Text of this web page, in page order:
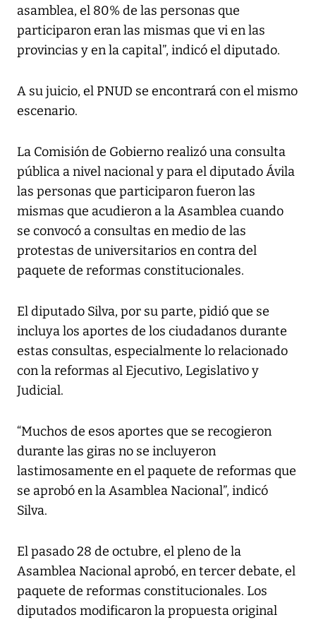
asamblea, el 80% de las personas que
participaron eran las mismas que vi en las
provincias y en la capital”, indicó el diputado.
A su juicio, el PNUD se encontrará con el mismo
escenario.
La Comisión de Gobierno realizó una consulta
pública a nivel nacional y para el diputado Ávila
las personas que participaron fueron las
mismas que acudieron a la Asamblea cuando
se convocó a consultas en medio de las
protestas de universitarios en contra del
paquete de reformas constitucionales.
El diputado Silva, por su parte, pidió que se
incluya los aportes de los ciudadanos durante
estas consultas, especialmente lo relacionado
con la reformas al Ejecutivo, Legislativo y
Judicial.
“Muchos de esos aportes que se recogieron
durante las giras no se incluyeron
lastimosamente en el paquete de reformas que
se aprobó en la Asamblea Nacional”, indicó
Silva.
El pasado 28 de octubre, el pleno de la
Asamblea Nacional aprobó, en tercer debate, el
paquete de reformas constitucionales. Los
diputados modificaron la propuesta original